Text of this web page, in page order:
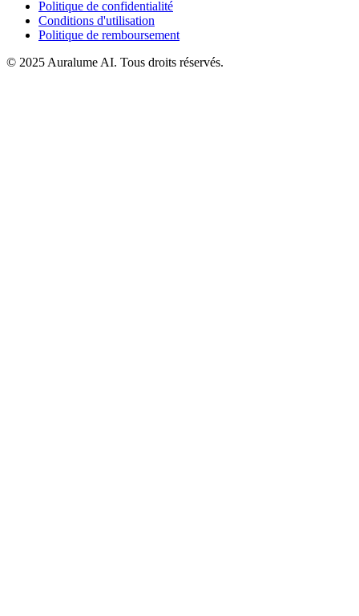
Politique de confidentialité
Conditions d'utilisation
Politique de remboursement
© 2025 Auralume AI. Tous droits réservés.